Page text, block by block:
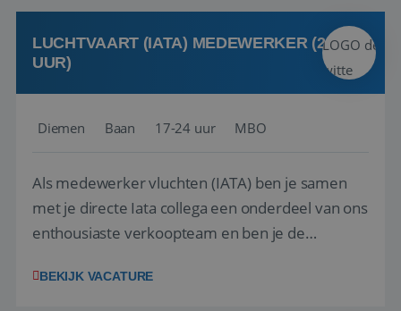
deze onderdelen zijn nu samen gevoegd...
LUCHTVAART (IATA) MEDEWERKER (24-32
UUR)
Diemen Baan 17-24 uur MBO
Als medewerker vluchten (IATA) ben je samen
met je directe Iata collega een onderdeel van ons
enthousiaste verkoopteam en ben je de
en tarieven waar je collega’s niet uitkomen.
BEKIJK VACATURE